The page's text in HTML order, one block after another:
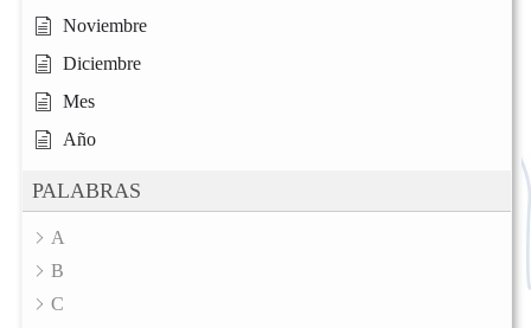
Noviembre
Diciembre
Mes
Año
PALABRAS
A
B
C